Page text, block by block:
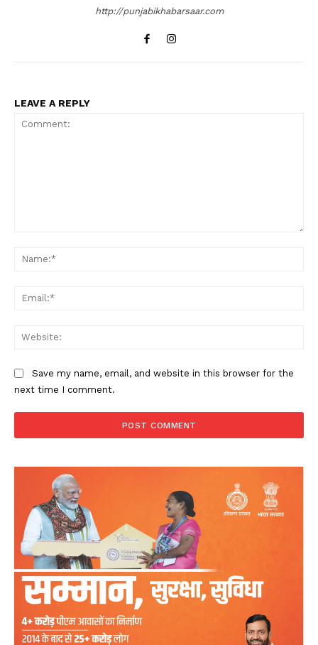
http://punjabikhabarsaar.com
LEAVE A REPLY
Save my name, email, and website in this browser for the
next time I comment.